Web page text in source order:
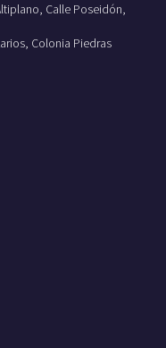
Calle Poseidón,
Colonia Piedras